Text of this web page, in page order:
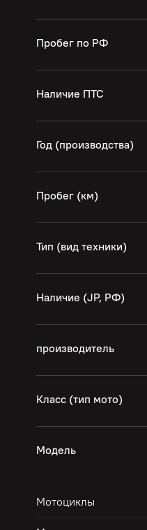
Пробег по РФ
Наличие ПТС
Год (производства)
Пробег (км)
Тип (вид техники)
Наличие (JP, РФ)
производитель
Класс (тип мото)
Модель
Мотоциклы